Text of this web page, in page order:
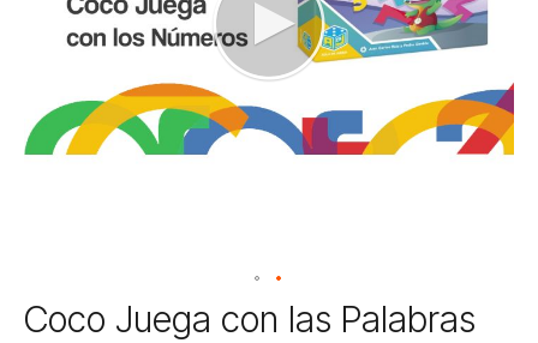
Saltar
al
Coco Juega con las Palabras